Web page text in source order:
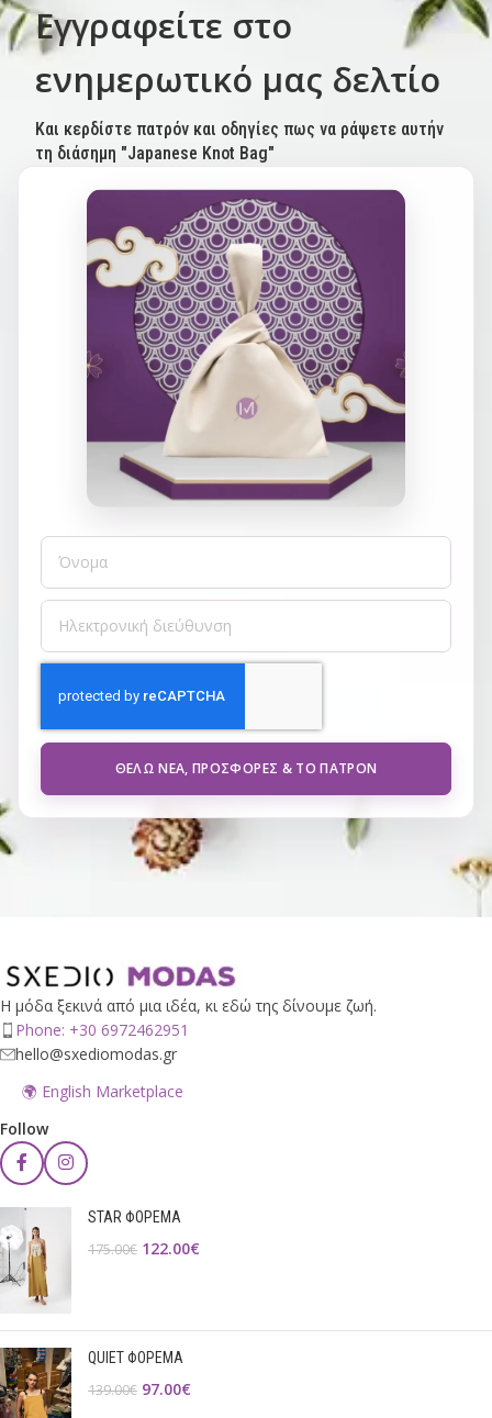
Εγγραφείτε στο
ενημερωτικό μας δελτίο
Και κερδίστε πατρόν και οδηγίες πως να ράψετε αυτήν
τη διάσημη "Japanese Knot Bag"
ΘΈΛΩ ΝΈΑ, ΠΡΟΣΦΟΡΈΣ & ΤΟ ΠΑΤΡΌΝ
Η μόδα ξεκινά από μια ιδέα, κι εδώ της δίνουμε ζωή.
Phone: +30 6972462951
hello@sxediomodas.gr
🌍 English Marketplace
Follow
STAR ΦΟΡΕΜΑ
175.00€ 122.00€
QUIET ΦΟΡΕΜΑ
139.00€ 97.00€